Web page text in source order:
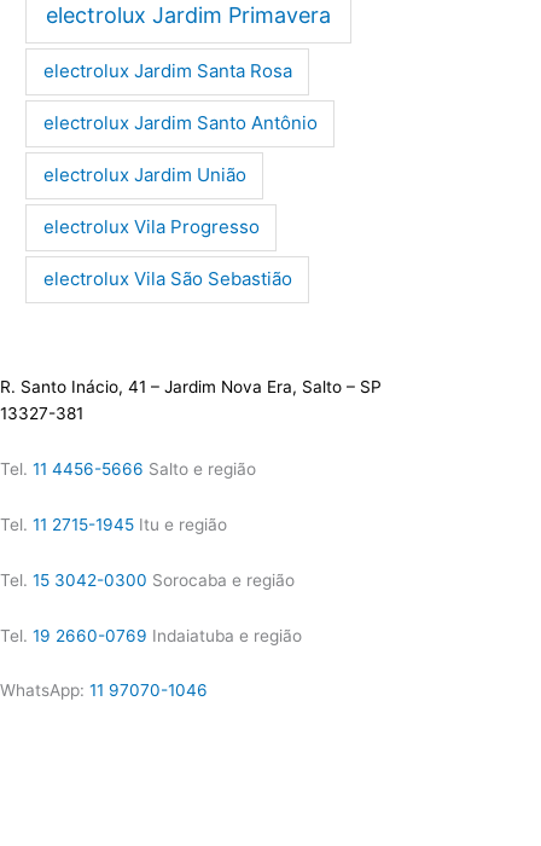
electrolux Jardim Primavera
electrolux Jardim Santa Rosa
electrolux Jardim Santo Antônio
electrolux Jardim União
electrolux Vila Progresso
electrolux Vila São Sebastião
R. Santo Inácio, 41 – Jardim Nova Era, Salto – SP
13327-381
Tel. 11 4456-5666 Salto e região
Tel. 11 2715-1945 Itu e região
Tel. 15 3042-0300 Sorocaba e região
Tel. 19 2660-0769 Indaiatuba e região
WhatsApp: 11 97070-1046